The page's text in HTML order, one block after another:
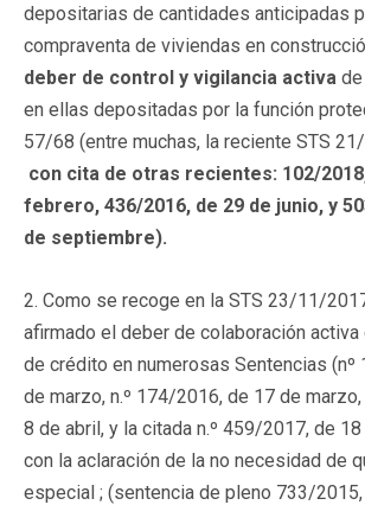
depositarias de cantidades anticipadas
compraventa de viviendas en
deber de control y vigilancia activa
en ellas depositadas por la función
57/68 (entre muchas, la reciente STS
con cita de otras recientes: 102/
febrero, 436/2016, de 29 de junio, y
de septiembre).
2. Como se recoge en la STS 23/11/
afirmado el deber de colaboración
de crédito en numerosas Sentencias (nº
de marzo, n.º 174/2016, de 17 de
8 de abril, y la citada n.º 459/2017, de
con la aclaración de la no necesidad de
especial ; (sentencia de pleno 733/